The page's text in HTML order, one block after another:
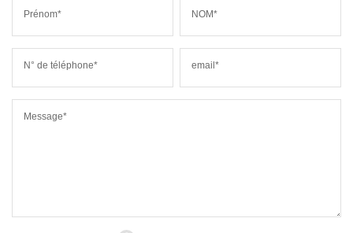
Prénom* NOM*
N° de téléphone* email*
Message*